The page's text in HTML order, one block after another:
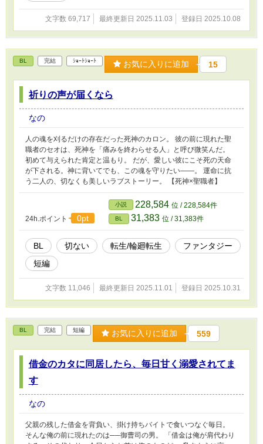
文字数 69,717 最終更新日 2025.11.03 登録日 2025.10.08
BL 完結 ｼｮｰﾄｼｮｰﾄ お気に入りに追加 15
祈りの声が届くなら
なの
人の魂を刈るだけの存在だった死神のカロン。 彼の前に現れた聖
職者のセオは、死神を「痛みを終わらせる人」と呼び微笑んだ。
初めて与えられた肯定と温もり。 だが、愛しい彼にこそ死の天命
が下される。神に背いてでも、この魂を守りたい――。 運命に抗
う二人の、切なくも美しいラブストーリー。 【死神×聖職者】
24h.ポイント 0pt
小説 228,584 位 / 228,584件
BL 31,383 位 / 31,383件
BL 切ない 転生/輪廻転生
ファンタジー
短編
文字数 11,046 最終更新日 2025.11.01 登録日 2025.10.31
BL 完結 短編 お気に入りに追加 559
借金のカタに同居したら、毎日甘く溺愛されてま
す
なの
父親の残した借金を背負い、掛け持ちバイトで食いつなぐ毎日。
そんな俺の前に現れたのは──御曹司の男。 「借金は俺が肩代わり